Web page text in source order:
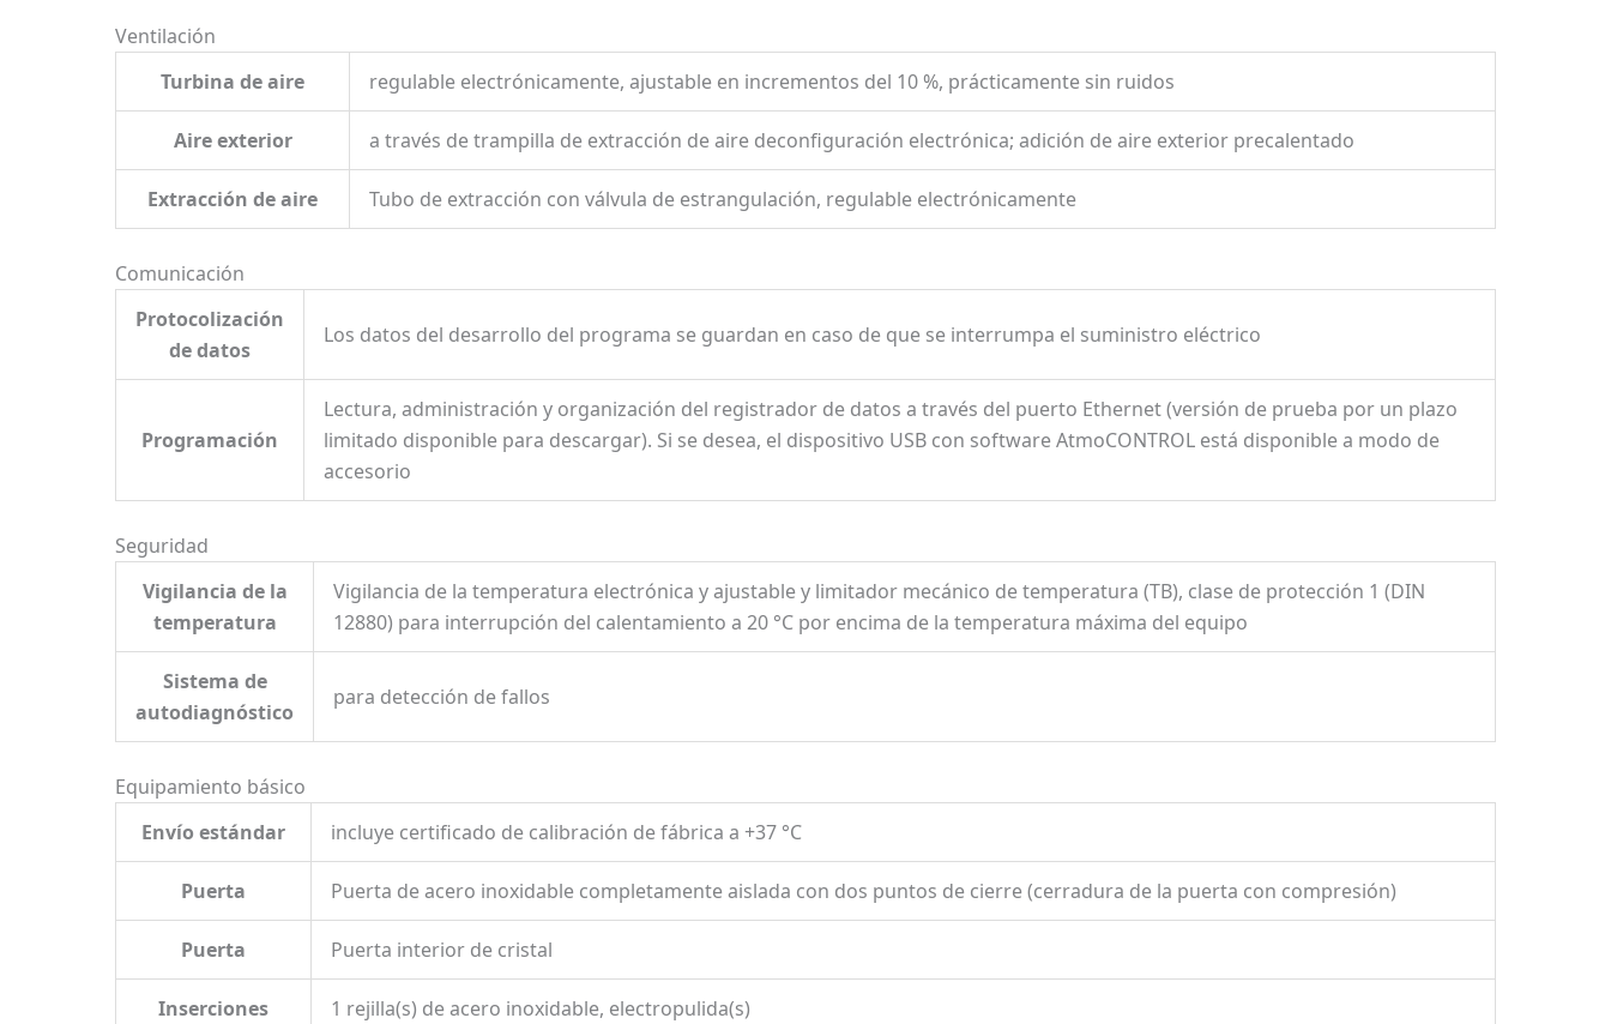
Ventilación
Turbina de aire
regulable electrónicamente, ajustable en incrementos del 10 %, prácticamente sin ruidos
Aire exterior a través de trampilla de extracción de aire deconfiguración electrónica; adición de aire exterior precalentado
Extracción de aire Tubo de extracción con válvula de estrangulación, regulable electrónicamente
Comunicación
Protocolización
de datos
Los datos del desarrollo del programa se guardan en caso de que se interrumpa el suministro eléctrico
Programación
Lectura, administración y organización del registrador de datos a través del puerto Ethernet (versión de prueba por un plazo
limitado disponible para descargar). Si se desea, el dispositivo USB con software AtmoCONTROL está disponible a modo de
accesorio
Seguridad
Vigilancia de la
temperatura
Vigilancia de la temperatura electrónica y ajustable y limitador mecánico de temperatura (TB), clase de protección 1 (DIN
12880) para interrupción del calentamiento a 20 °C por encima de la temperatura máxima del equipo
Sistema de
autodiagnóstico
para detección de fallos
Equipamiento básico
Envío estándar
incluye certificado de calibración de fábrica a +37 °C
Puerta Puerta de acero inoxidable completamente aislada con dos puntos de cierre (cerradura de la puerta con compresión)
Puerta Puerta interior de cristal
Inserciones 1 rejilla(s) de acero inoxidable, electropulida(s)